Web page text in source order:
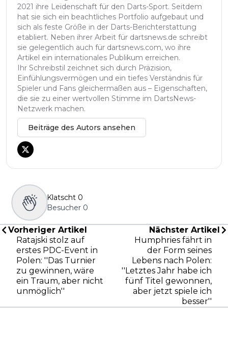
2021 ihre Leidenschaft für den Darts-Sport. Seitdem
hat sie sich ein beachtliches Portfolio aufgebaut und
sich als feste Größe in der Darts-Berichterstattung
etabliert. Neben ihrer Arbeit für dartsnews.de schreibt
sie gelegentlich auch für dartsnews.com, wo ihre
Artikel ein internationales Publikum erreichen.
Ihr Schreibstil zeichnet sich durch Präzision,
Einfühlungsvermögen und ein tiefes Verständnis für
Spieler und Fans gleichermaßen aus – Eigenschaften,
die sie zu einer wertvollen Stimme im DartsNews-
Netzwerk machen.
Beiträge des Autors ansehen
Klatscht 0
Besucher 0
Vorheriger Artikel
Ratajski stolz auf
erstes PDC-Event in
Polen: ''Das Turnier
zu gewinnen, wäre
ein Traum, aber nicht
unmöglich''
Nächster Artikel
Humphries fährt in
der Form seines
Lebens nach Polen:
''Letztes Jahr habe ich
fünf Titel gewonnen,
aber jetzt spiele ich
besser''